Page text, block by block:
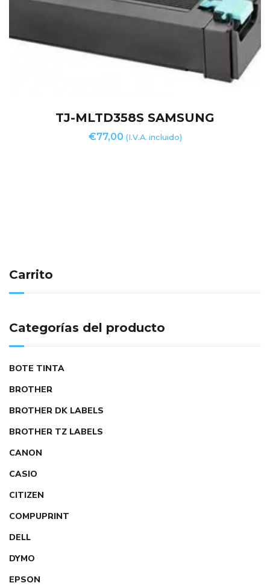
TJ-MLTD358S SAMSUNG
€77,00 (I.V.A. incluido)
Carrito
Categorías del producto
BOTE TINTA
BROTHER
BROTHER DK LABELS
BROTHER TZ LABELS
CANON
CASIO
CITIZEN
COMPUPRINT
DELL
DYMO
EPSON